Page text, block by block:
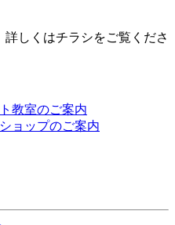
しくはチラシをご覧くださ
教室のご案内
ョップのご案内